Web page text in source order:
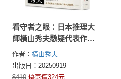
看守者之眼：日本推理大
師橫山秀夫懸疑代表作！
六篇推理短篇，篇篇緊
扣，翻開就無法停下！
作者： 橫山秀夫
出版日：20250919
$410 優惠價324元